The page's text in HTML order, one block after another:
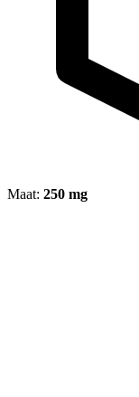
Maat: 250 mg